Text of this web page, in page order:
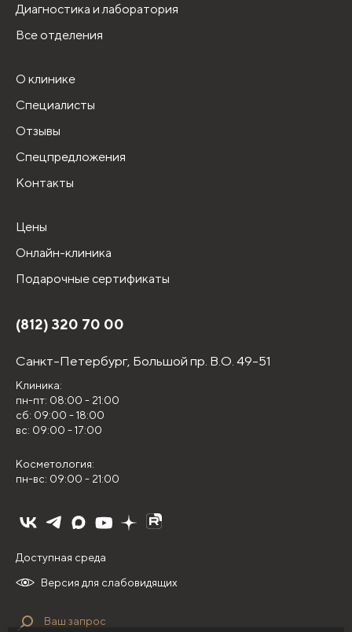
Диагностика и лаборатория
Все отделения
О клинике
Специалисты
Отзывы
Спецпредложения
Контакты
Цены
Онлайн-клиника
Подарочные сертификаты
(812) 320 70 00
Санкт-Петербург, Большой пр. В.О. 49-51
Клиника:
пн-пт: 08:00 - 21:00
сб: 09:00 - 18:00
вс: 09:00 - 17:00
Косметология:
пн-вс: 09:00 - 21:00
Версия для слабовидящих
Доступная среда